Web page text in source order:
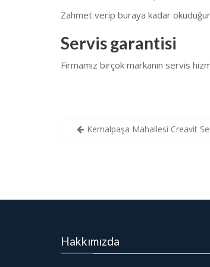
Zahmet verip buraya kadar
Servis garantisi
Firmamız birçok markanın servis
YazıKemalpaşa Mahallesi Creavit
Hakkımızda